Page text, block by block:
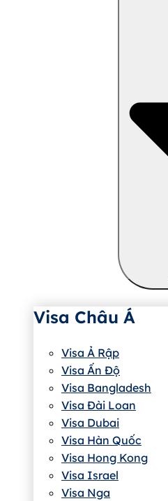
Visa Châu Á
Visa Ả Rập
Visa Ấn Độ
Visa Bangladesh
Visa Đài Loan
Visa Dubai
Visa Hàn Quốc
Visa Hong Kong
Visa Israel
Visa Nga